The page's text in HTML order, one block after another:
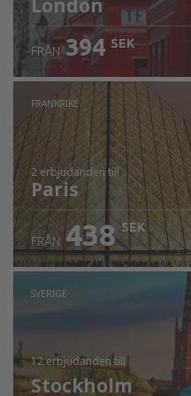
London
FRÅN 394 SEK
FRANKRIKE
2 erbjudanden till
Paris
FRÅN 438 SEK
SVERIGE
12 erbjudandentill
Stockholm